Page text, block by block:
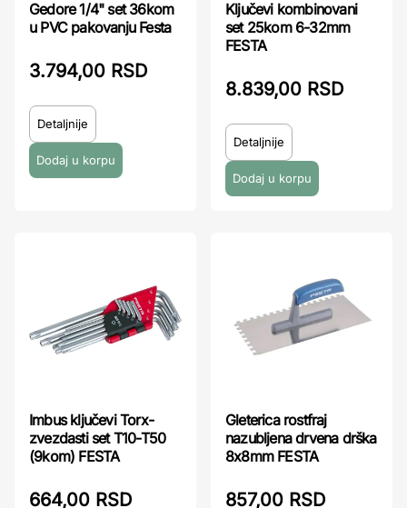
Gedore 1/4" set 36kom
u PVC pakovanju Festa
3.794,00 RSD
Detaljnije
Ključevi kombinovani
set 25kom 6-32mm
FESTA
8.839,00 RSD
Detaljnije
Imbus ključevi Torx-
zvezdasti set T10-T50
(9kom) FESTA
664,00 RSD
Gleterica rostfraj
nazubljena drvena drška
8x8mm FESTA
857,00 RSD